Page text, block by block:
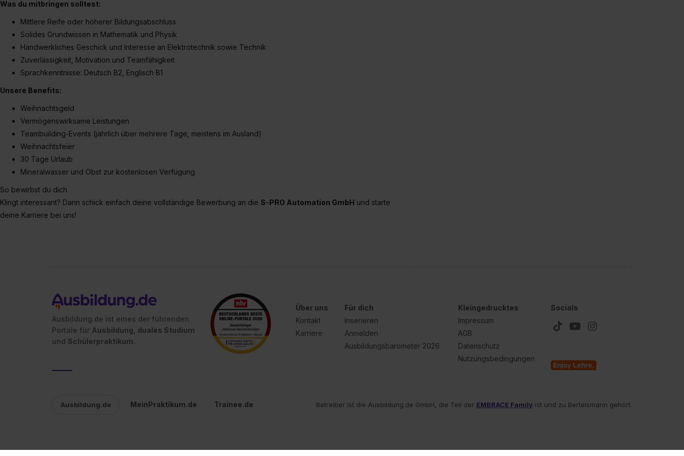
Was du mitbringen solltest:
Mittlere Reife oder höherer Bildungsabschluss
Solides Grundwissen in Mathematik und Physik
Handwerkliches Geschick und Interesse an Elektrotechnik sowie Technik
Zuverlässigkeit, Motivation und Teamfähigkeit
Sprachkenntnisse: Deutsch B2, Englisch B1
Unsere Benefits:
Weihnachtsgeld
Vermögenswirksame Leistungen
Teambuilding-Events (jährlich über mehrere Tage, meistens im Ausland)
Weihnachtsfeier
30 Tage Urlaub
Mineralwasser und Obst zur kostenlosen Verfügung
So bewirbst du dich
Klingt interessant? Dann schick einfach deine vollständige Bewerbung an die S-PRO Automation GmbH und starte
deine Karriere bei uns!
Ausbildung.de ist eines der führenden
Portale für Ausbildung, duales Studium
und Schülerpraktikum.
Über uns
Kontakt
Karriere
Für dich
Inserieren
Anmelden
Ausbildungsbarometer 2026
Kleingedrucktes
Impressum
AGB
Datenschutz
Nutzungsbedingungen
Socials
Ausbildung.de MeinPraktikum.de Trainee.de Betreiber ist die Ausbildung.de GmbH, die Teil der EMBRACE Family ist und zu Bertelsmann gehört.